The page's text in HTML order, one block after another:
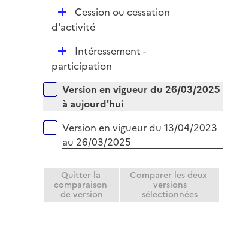
D
é
i
e
r
Cession ou cessation
d'activité
D
é
l
i
e
Intéressement -
participation
Versions sur la période
Version en vigueur du 26/03/2025
à aujourd'hui
Version en vigueur du 13/04/2023
au 26/03/2025
Quitter la
comparaison
de version
Comparer les deux
versions
sélectionnées